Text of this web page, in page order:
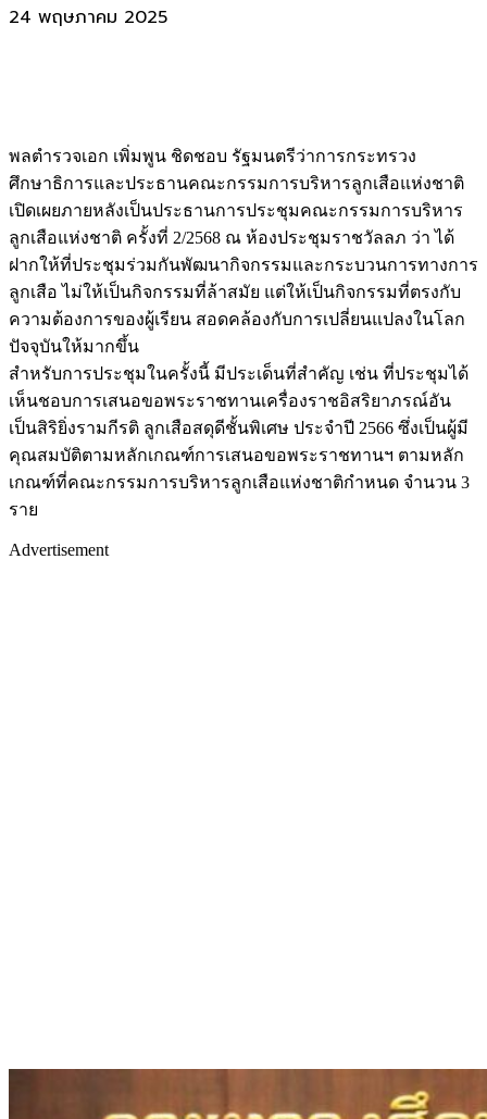
24 พฤษภาคม 2025
พลตำรวจเอก เพิ่มพูน ชิดชอบ รัฐมนตรีว่าการกระทรวง
ศึกษาธิการและประธานคณะกรรมการบริหารลูกเสือแห่งชาติ
เปิดเผยภายหลังเป็นประธานการประชุมคณะกรรมการบริหาร
ลูกเสือแห่งชาติ ครั้งที่ 2/2568 ณ ห้องประชุมราชวัลลภ ว่า ได้
ฝากให้ที่ประชุมร่วมกันพัฒนากิจกรรมและกระบวนการทางการ
ลูกเสือ ไม่ให้เป็นกิจกรรมที่ล้าสมัย แต่ให้เป็นกิจกรรมที่ตรงกับ
ความต้องการของผู้เรียน สอดคล้องกับการเปลี่ยนแปลงในโลก
ปัจจุบันให้มากขึ้น
สำหรับการประชุมในครั้งนี้ มีประเด็นที่สำคัญ เช่น ที่ประชุมได้
เห็นชอบการเสนอขอพระราชทานเครื่องราชอิสริยาภรณ์อัน
เป็นสิริยิ่งรามกีรติ ลูกเสือสดุดีชั้นพิเศษ ประจำปี 2566 ซึ่งเป็นผู้มี
คุณสมบัติตามหลักเกณฑ์การเสนอขอพระราชทานฯ ตามหลัก
เกณฑ์ที่คณะกรรมการบริหารลูกเสือแห่งชาติกำหนด จำนวน 3
ราย
Advertisement